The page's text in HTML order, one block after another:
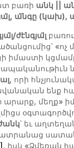
բառի անկ ||
լ, անգը (կախ),
լ/ժէնգյալ
«ոչ
իմաստի
, որի
ենք
մեղք»
՝ եւ
, իսկ «Ձմեռան